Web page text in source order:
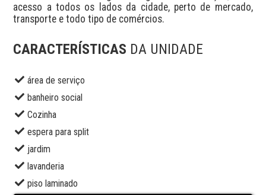
acesso a todos os lados da cidade, perto de mercado,
transporte e todo tipo de comércios.
CARACTERÍSTICAS DA UNIDADE
área de serviço
banheiro social
Cozinha
espera para split
jardim
lavanderia
piso laminado